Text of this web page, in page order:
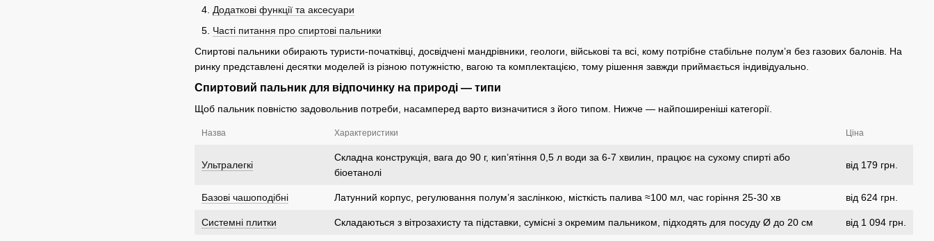
Додаткові функції та аксесуари
Часті питання про спиртові пальники
Спиртові пальники обирають туристи-початківці, досвідчені мандрівники, геологи, військові та всі, кому потрібне стабільне полум’я без газових балонів. На
ринку представлені десятки моделей із різною потужністю, вагою та комплектацією, тому рішення завжди приймається індивідуально.
Спиртовий пальник для відпочинку на природі — типи
Щоб пальник повністю задовольнив потреби, насамперед варто визначитися з його типом. Нижче — найпоширеніші категорії.
Назва Характеристики Ціна
Ультралегкі
Складна конструкція, вага до 90 г, кип’ятіння 0,5 л води за 6-7 хвилин, працює на сухому спирті або
біоетанолі
від 179 грн.
Базові чашоподібні Латунний корпус, регулювання полум’я заслінкою, місткість палива ≈100 мл, час горіння 25-30 хв від 624 грн.
Системні плитки Складаються з вітрозахисту та підставки, сумісні з окремим пальником, підходять для посуду Ø до 20 см від 1 094 грн.